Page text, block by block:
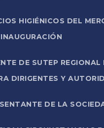
HIGIÉNICOS DEL
DE SUTEP
DIRIGENTES Y
DE LA